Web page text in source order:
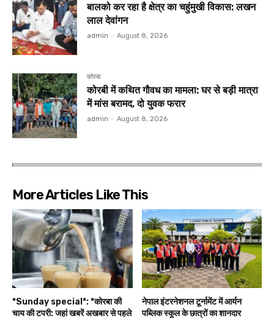
बालको कर रहा है क्षेत्र का चहुंमुखी विकास: लखन
लाल देवांगन
admin - August 8, 2026
कोरबा
कोरबी में कथित गौवध का मामला: घर से बड़ी मात्रा
में मांस बरामद, दो युवक फरार
admin - August 8, 2026
More Articles Like This
*Sunday special*: *कोरबा की
चाय की टपरी: जहां खबरें अखबार से पहले
नेपाल इंटरनेशनल टूर्नामेंट में आर्यन
पब्लिक स्कूल के छात्रों का शानदार